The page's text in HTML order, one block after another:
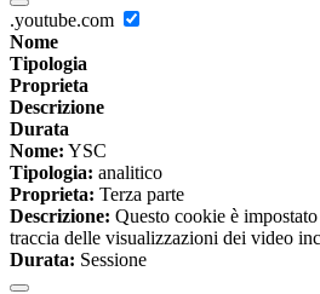
.youtube.com
Nome
Tipologia
Proprieta
Descrizione
Durata
Nome: YSC
Tipologia: analitico
Proprieta: Terza parte
Descrizione: Questo cookie è
traccia delle visualizzazioni dei video
Durata: Sessione